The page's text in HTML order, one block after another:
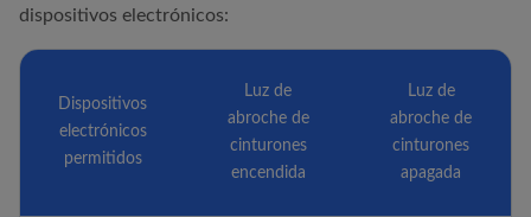
dispositivos electrónicos:
Dispositivos
electrónicos
permitidos
Luz de
abroche de
cinturones
encendida
Luz de
abroche de
cinturones
apagada